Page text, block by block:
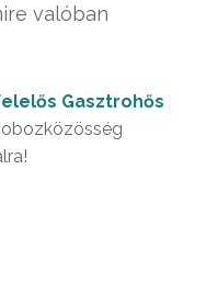
valóban
Gasztrohős